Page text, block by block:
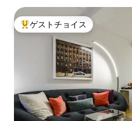
大好評のゲストチョイスです。
ゲストチョイス